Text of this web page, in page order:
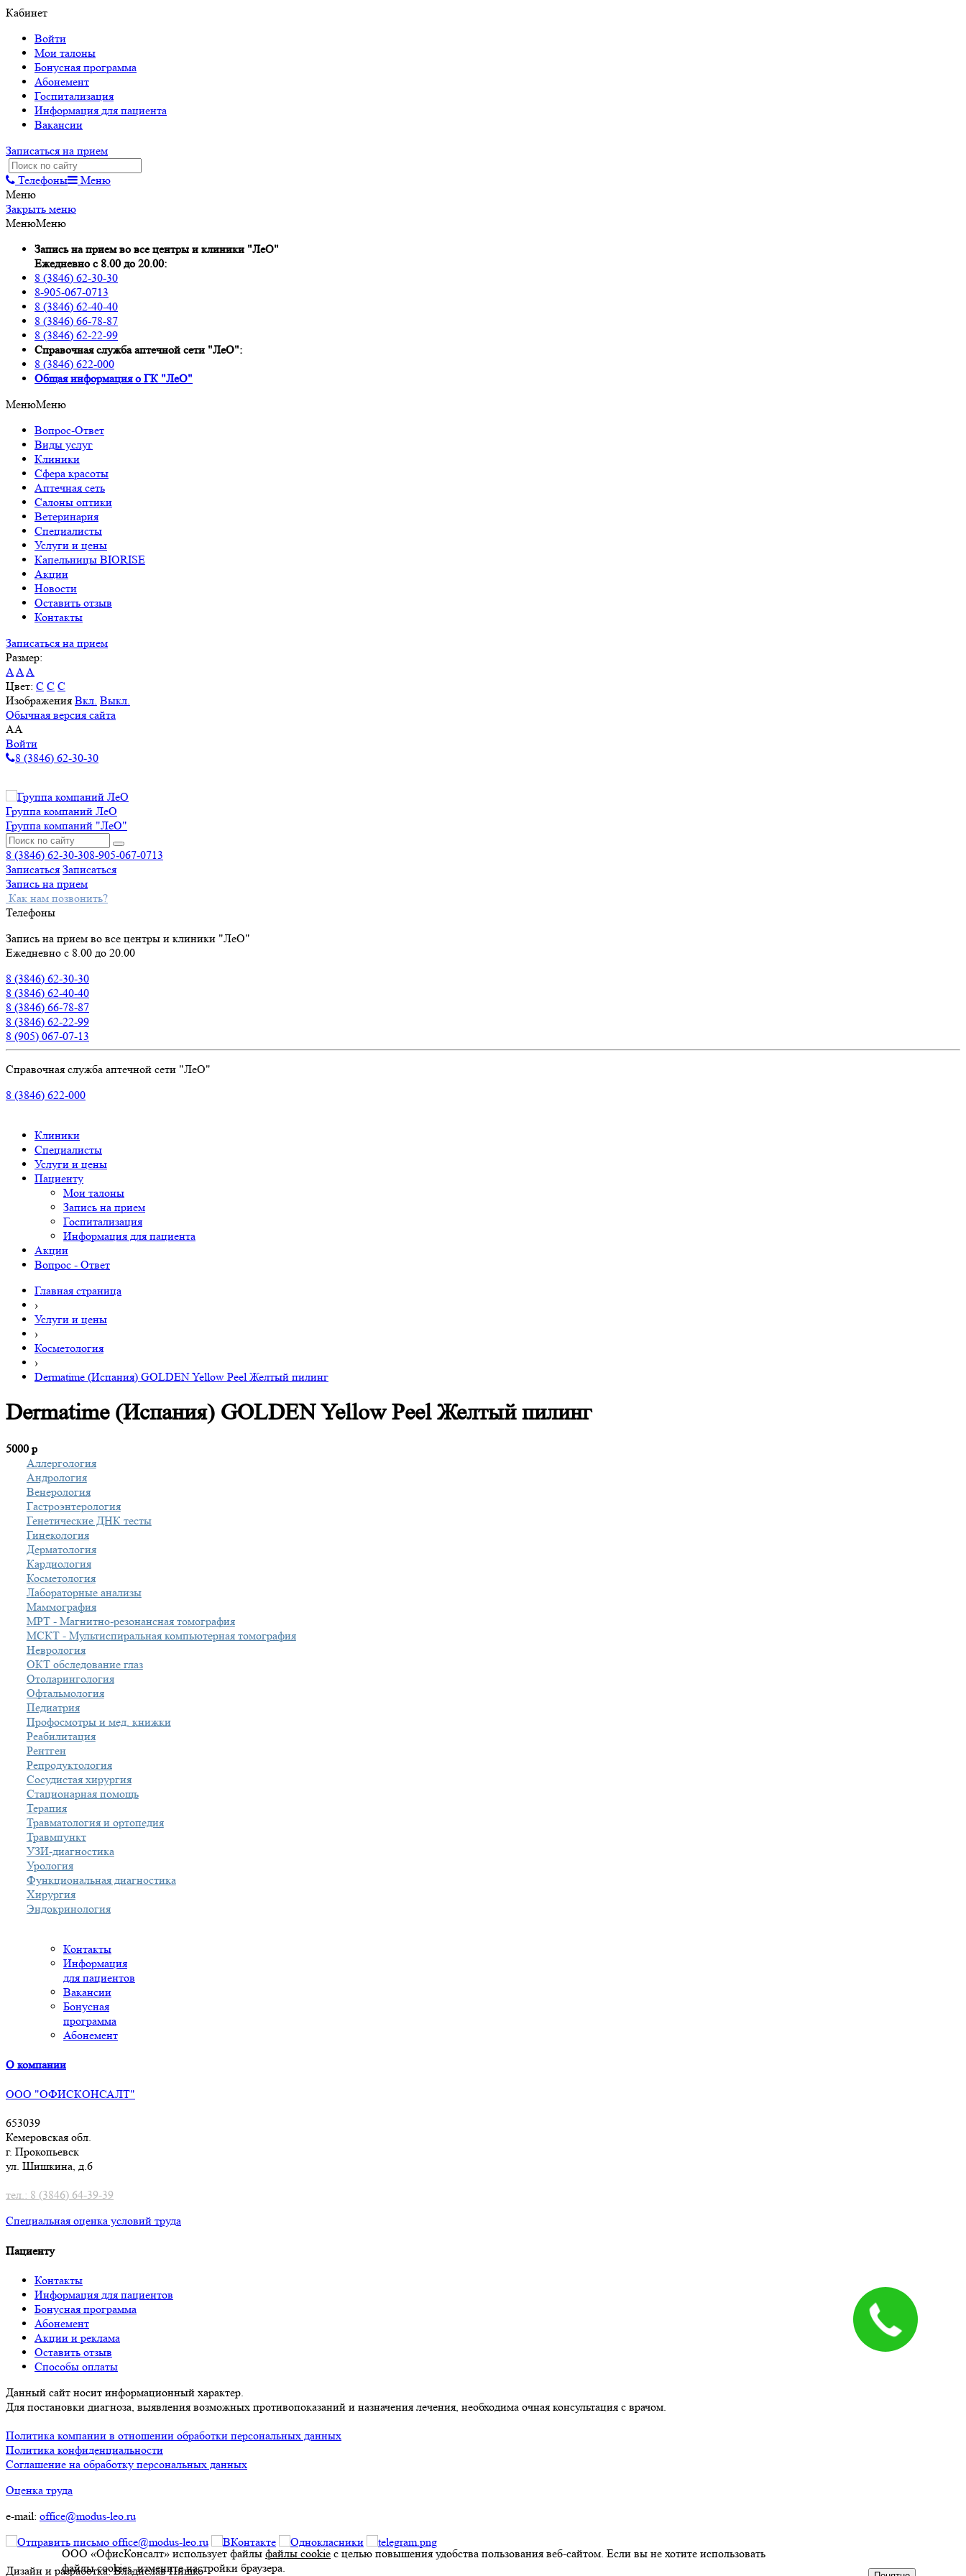
Кабинет
Войти
Мои талоны
Бонусная программа
Абонемент
Госпитализация
Информация для пациента
Вакансии
Записаться на прием
Телефоны
Меню
Меню
Закрыть меню
МенюМеню
Запись на прием во все центры и клиники "ЛеО"
Ежедневно с 8.00 до 20.00:
8 (3846) 62-30-30
8-905-067-0713
8 (3846) 62-40-40
8 (3846) 66-78-87
8 (3846) 62-22-99
Справочная служба аптечной сети "ЛеО":
8 (3846) 622-000
Oбщая информация о ГК "ЛеО"
МенюМеню
Вопрос-Ответ
Виды услуг
Клиники
Сфера красоты
Аптечная сеть
Салоны оптики
Ветеринария
Специалисты
Услуги и цены
Капельницы BIORISE
Акции
Новости
Оставить отзыв
Контакты
Записаться на прием
Размер:
AAA
Цвет: C C C
Изображения Вкл. Выкл.
Обычная версия сайта
AA
Войти
8 (3846) 62-30-30
Группа компаний ЛеО
Группа компаний "ЛеО"
8 (3846) 62-30-308-905-067-0713
Записаться Записаться
Запись на прием
Как нам позвонить?
Телефоны
Запись на прием во все центры и клиники "ЛеО"
Ежедневно с 8.00 до 20.00
8 (3846) 62-30-30
8 (3846) 62-40-40
8 (3846) 66-78-87
8 (3846) 62-22-99
8 (905) 067-07-13
Справочная служба аптечной сети "ЛеО"
8 (3846) 622-000
Клиники
Специалисты
Услуги и цены
Пациенту
Мои талоны
Запись на прием
Госпитализация
Информация для пациента
Акции
Вопрос - Ответ
Главная страница
›
Услуги и цены
›
Косметология
›
Dermatime (Испания) GOLDEN Yellow Peel Желтый пилинг
Dermatime (Испания) GOLDEN Yellow Peel Желтый пилинг
5000 р
Аллергология
Андрология
Венерология
Гастроэнтерология
Генетические ДНК тесты
Гинекология
Дерматология
Кардиология
Косметология
Лабораторные анализы
Маммография
МРТ - Магнитно-резонансная томография
МСКТ - Мультиспиральная компьютерная томография
Неврология
ОКТ обследование глаз
Отоларингология
Офтальмология
Педиатрия
Профосмотры и мед. книжки
Реабилитация
Рентген
Репродуктология
Сосудистая хирургия
Стационарная помощь
Терапия
Травматология и ортопедия
Травмпункт
УЗИ-диагностика
Урология
Функциональная диагностика
Хирургия
Эндокринология
Контакты
Информация
для пациентов
Вакансии
Бонусная
программа
Абонемент
О компании
ООО "ОФИСКОНСАЛТ"
653039
Кемеровская обл.
г. Прокопьевск
ул. Шишкина, д.6
тел.: 8 (3846) 64-39-39
Специальная оценка условий труда
Пациенту
Контакты
Информация для пациентов
Бонусная программа
Абонемент
Акции и реклама
Оставить отзыв
Способы оплаты
Данный сайт носит информационный характер.
Для постановки диагноза, выявления возможных противопоказаний и назначения лечения, необходима очная консультация с врачом.
Политика компании в отношении обработки персональных данных
Политика конфиденциальности
Соглашение на обработку персональных данных
Оценка труда
e-mail: office@modus-leo.ru
Дизайн и разработка: Владислав Пишко
ООО «ОфисКонсалт» использует файлы файлы cookie с целью повышения удобства пользования веб-сайтом. Если вы не хотите использовать
файлы cookies, измените настройки браузера.